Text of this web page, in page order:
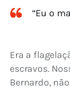
“Eu o
Era a
escravos.
Bernardo,